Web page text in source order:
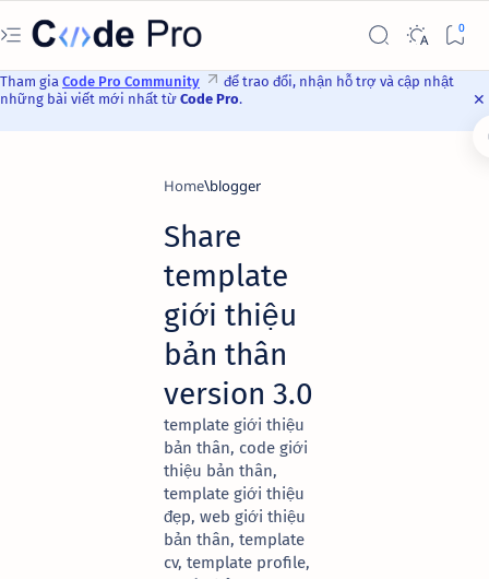
Tham gia Code Pro Community
để trao đổi, nhận hỗ trợ và cập nhật
những bài viết mới nhất từ Code Pro.
Home blogger
Share
template
giới thiệu
bản thân
version 3.0
template giới thiệu
bản thân, code giới
thiệu bản thân,
template giới thiệu
đẹp, web giới thiệu
bản thân, template
cv, template profile,